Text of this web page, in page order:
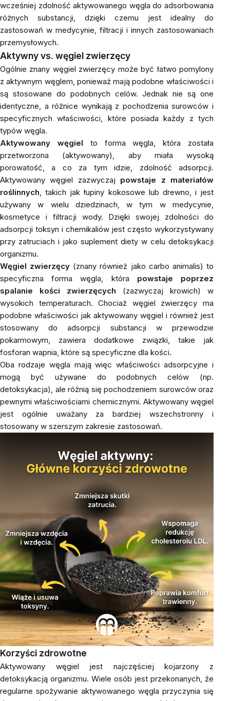
wcześniej zdolność aktywowanego węgla do adsorbowania
różnych substancji, dzięki czemu jest idealny do
zastosowań w medycynie, filtracji i innych zastosowaniach
przemysłowych.
Aktywny vs. węgiel zwierzęcy
Ogólnie znany węgiel zwierzęcy może być łatwo pomylony
z aktywnym węglem, ponieważ mają podobne właściwości i
są stosowane do podobnych celów. Jednak nie są one
identyczne, a różnice wynikają z pochodzenia surowców i
specyficznych właściwości, które posiada każdy z tych
typów węgla.
Aktywowany węgiel to forma węgla, która została
przetworzona (aktywowany), aby miała wysoką
porowatość, a co za tym idzie, zdolność adsorpcji.
Aktywowany węgiel zazwyczaj powstaje z materiałów
roślinnych, takich jak łupiny kokosowe lub drewno, i jest
używany w wielu dziedzinach, w tym w medycynie,
kosmetyce i filtracji wody. Dzięki swojej zdolności do
adsorpcji toksyn i chemikaliów jest często wykorzystywany
przy zatruciach i jako suplement diety w celu detoksykacji
organizmu.
Węgiel zwierzęcy (znany również jako carbo animalis) to
specyficzna forma węgla, która powstaje poprzez
spalanie kości zwierzęcych (zazwyczaj krowich) w
wysokich temperaturach. Chociaż węgiel zwierzęcy ma
podobne właściwości jak aktywowany węgiel i również jest
stosowany do adsorpcji substancji w przewodzie
pokarmowym, zawiera dodatkowe związki, takie jak
fosforan wapnia, które są specyficzne dla kości.
Oba rodzaje węgla mają więc właściwości adsorpcyjne i
mogą być używane do podobnych celów (np.
detoksykacja), ale różnią się pochodzeniem surowców oraz
pewnymi właściwościami chemicznymi. Aktywowany węgiel
jest ogólnie uważany za bardziej wszechstronny i
stosowany w szerszym zakresie zastosowań.
Korzyści zdrowotne
Aktywowany węgiel jest najczęściej kojarzony z
detoksykacją organizmu. Wiele osób jest przekonanych, że
regularne spożywanie aktywowanego węgla przyczynia się